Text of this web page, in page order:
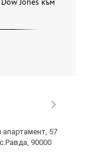
57
90000